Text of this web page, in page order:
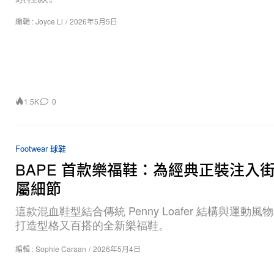
編輯 :Joyce Li / 2026年5月5日
1.5K 0
Footwear 球鞋
BAPE 首款樂福鞋：為經典正裝注入
屬細節
這款混血鞋型結合傳統 Penny Loafer 結構與運動風物
打造型格又百搭的全新樂福鞋。
編輯 :Sophie Caraan / 2026年5月4日